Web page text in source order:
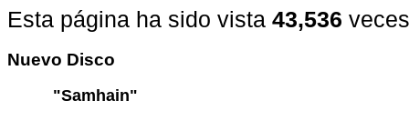
Esta página ha sido vista 43,536
Nuevo Disco
"Samhain"